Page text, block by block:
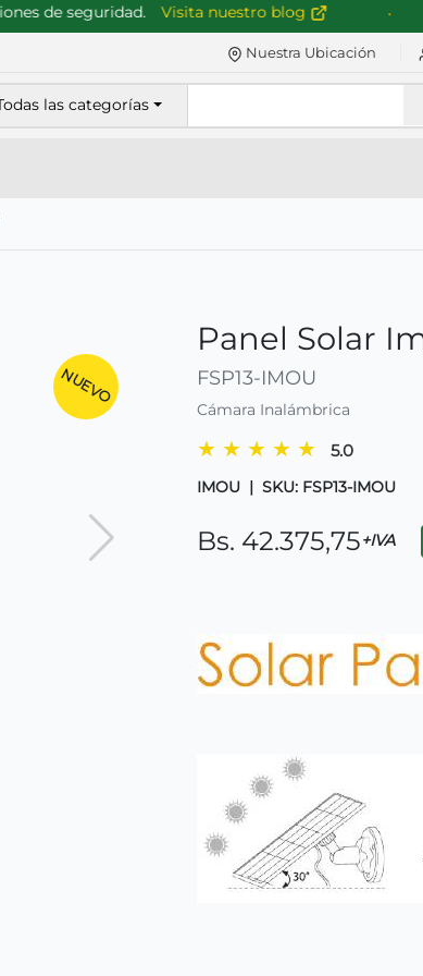
de seguridad. Visita nuestro blog
Nuestra Ubicación
las categorías
NUEVO
Panel Solar
FSP13-IMOU
Cámara Inalámbrica
★ ★ ★ ★ ★ 5.0
IMOU | SKU: FSP13-IMOU
Bs. 42.375,75+IVA